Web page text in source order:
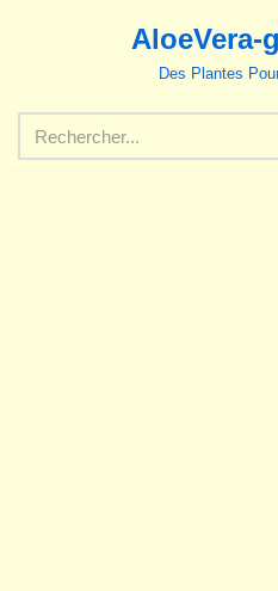
contenu
AloeVera-
Des Plantes